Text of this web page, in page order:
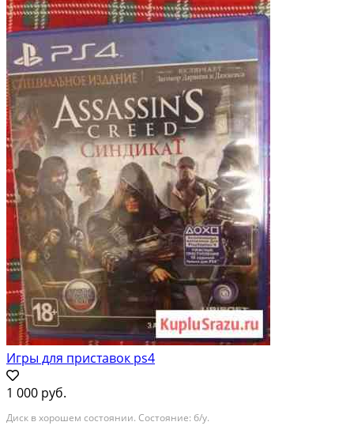
Игры для приставок ps4
1 000 руб.
Диск в хорошем состоянии. Состояние: б/у.